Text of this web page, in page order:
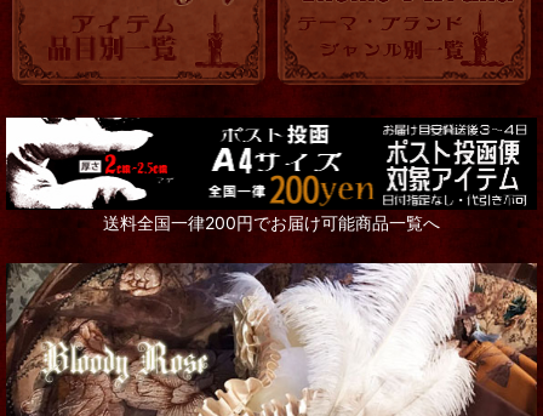
送料全国一律200円でお届け可能商品一覧へ